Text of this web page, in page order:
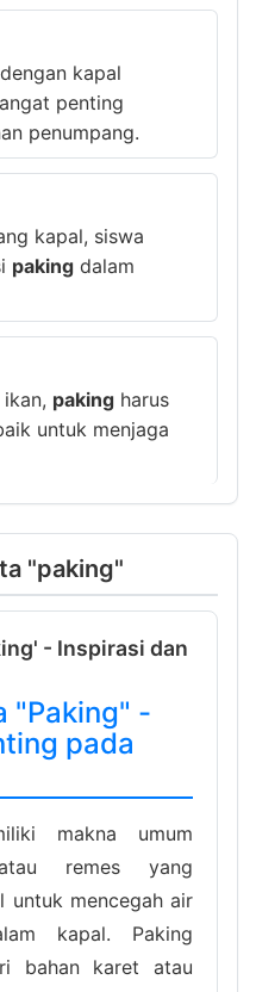
kapal
penting
penumpang.
kapal, siswa
paking dalam
paking harus
untuk menjaga
"paking"
- Inspirasi dan
"Paking" -
pada
makna umum
remes yang
untuk mencegah air
kapal. Paking
bahan karet atau